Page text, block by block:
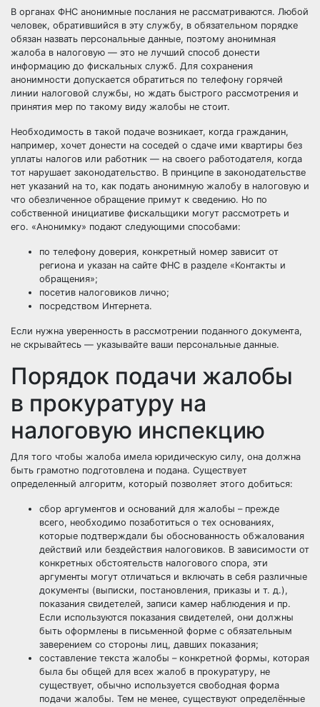
В органах ФНС анонимные послания не рассматриваются. Любой
человек, обратившийся в эту службу, в обязательном порядке
обязан назвать персональные данные, поэтому анонимная
жалоба в налоговую — это не лучший способ донести
информацию до фискальных служб. Для сохранения
анонимности допускается обратиться по телефону горячей
линии налоговой службы, но ждать быстрого рассмотрения и
принятия мер по такому виду жалобы не стоит.
Необходимость в такой подаче возникает, когда гражданин,
например, хочет донести на соседей о сдаче ими квартиры без
уплаты налогов или работник — на своего работодателя, когда
тот нарушает законодательство. В принципе в законодательстве
нет указаний на то, как подать анонимную жалобу в налоговую и
что обезличенное обращение примут к сведению. Но по
собственной инициативе фискальщики могут рассмотреть и
его. «Анонимку» подают следующими способами:
по телефону доверия, конкретный номер зависит от
региона и указан на сайте ФНС в разделе «Контакты и
обращения»;
посетив налоговиков лично;
посредством Интернета.
Если нужна уверенность в рассмотрении поданного документа,
не скрывайтесь — указывайте ваши персональные данные.
Порядок подачи жалобы
в прокуратуру на
налоговую инспекцию
Для того чтобы жалоба имела юридическую силу, она должна
быть грамотно подготовлена и подана. Существует
определенный алгоритм, который позволяет этого добиться:
сбор аргументов и оснований для жалобы – прежде
всего, необходимо позаботиться о тех основаниях,
которые подтверждали бы обоснованность обжалования
действий или бездействия налоговиков. В зависимости от
конкретных обстоятельств налогового спора, эти
аргументы могут отличаться и включать в себя различные
документы (выписки, постановления, приказы и т. д.),
показания свидетелей, записи камер наблюдения и пр.
Если используются показания свидетелей, они должны
быть оформлены в письменной форме с обязательным
заверением со стороны лиц, давших показания;
составление текста жалобы – конкретной формы, которая
была бы общей для всех жалоб в прокуратуру, не
существует, обычно используется свободная форма
подачи жалобы. Тем не менее, существуют определённые